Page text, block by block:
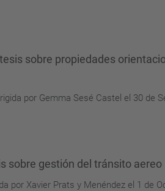
sobre propiedades
por Gemma Sesé Castel el 30 de
sobre gestión del tránsito aereo
por Xavier Prats y Menéndez el 1 de